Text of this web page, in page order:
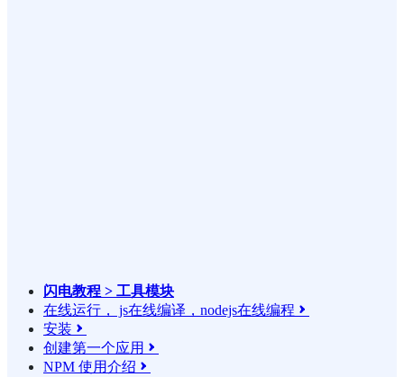
闪电教程 > 工具模块
在线运行， js在线编译，nodejs在线编程 
安装 
创建第一个应用 
NPM 使用介绍 